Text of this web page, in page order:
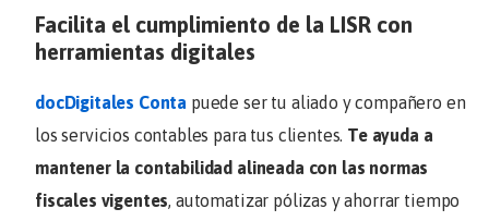
Facilita el cumplimiento de la LISR con
herramientas digitales
docDigitales Conta puede ser tu aliado y compañero en
los servicios contables para tus clientes. Te ayuda a
mantener la contabilidad alineada con las normas
fiscales vigentes, automatizar pólizas y ahorrar tiempo